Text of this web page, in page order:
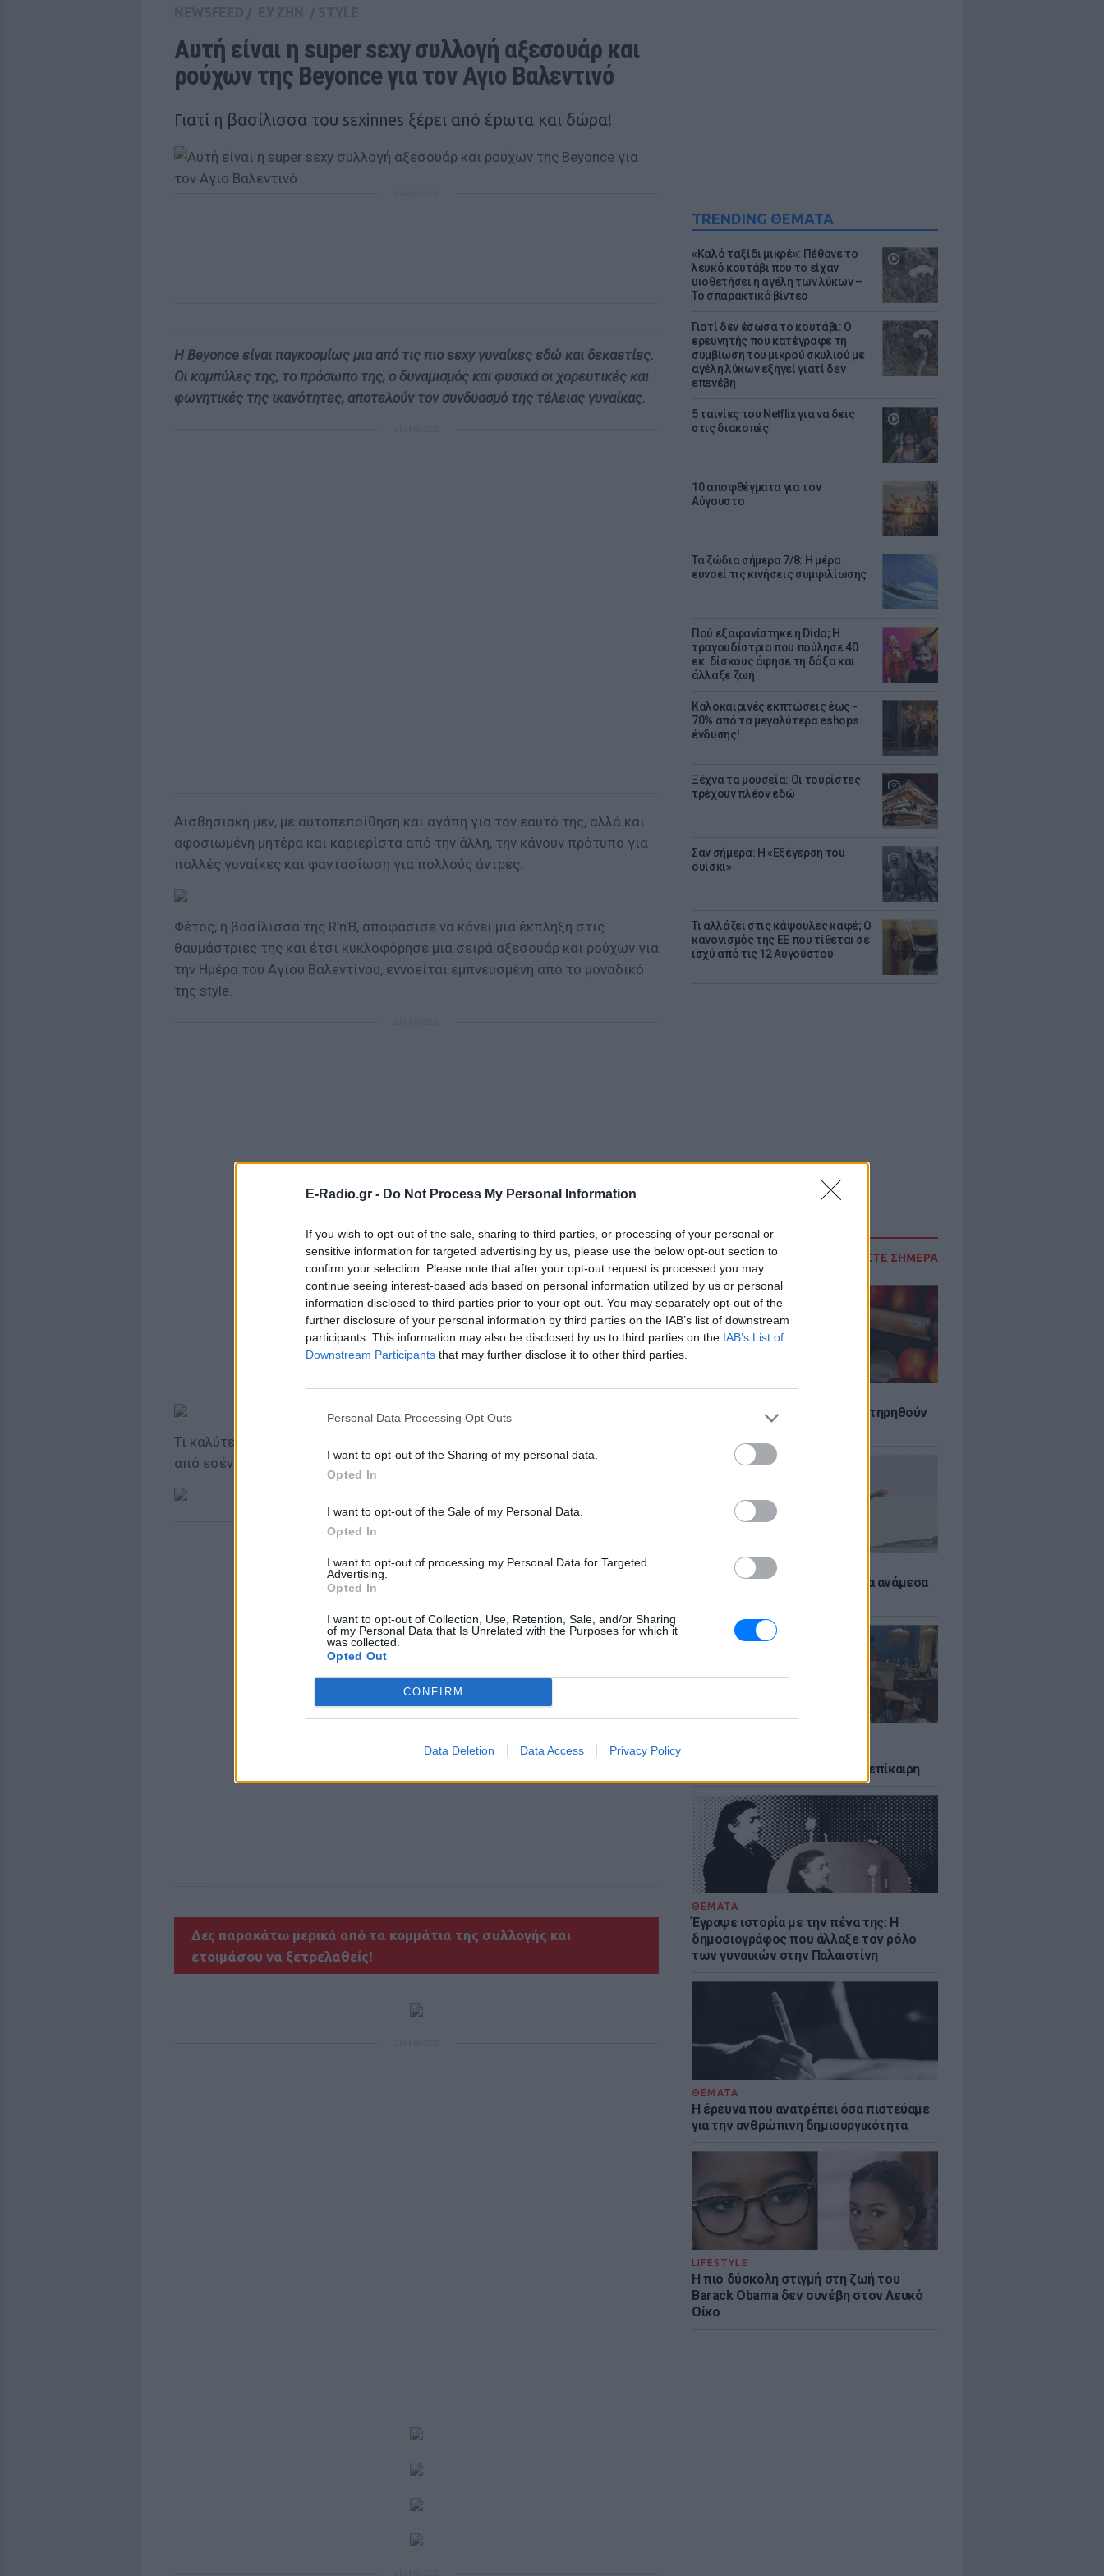
E-Radio.gr - Do Not Process My Personal Information
If you wish to opt-out of the sale, sharing to third parties, or processing of your personal or
sensitive information for targeted advertising by us, please use the below opt-out section to
confirm your selection. Please note that after your opt-out request is processed you may
continue seeing interest-based ads based on personal information utilized by us or personal
information disclosed to third parties prior to your opt-out. You may separately opt-out of the
further disclosure of your personal information by third parties on the IAB’s list of downstream
participants. This information may also be disclosed by us to third parties on the IAB’s List of
Downstream Participants that may further disclose it to other third parties.
Personal Data Processing Opt Outs
I want to opt-out of the Sharing of my personal data.
Opted In
I want to opt-out of the Sale of my Personal Data.
Opted In
I want to opt-out of processing my Personal Data for Targeted
Advertising.
Opted In
I want to opt-out of Collection, Use, Retention, Sale, and/or Sharing
of my Personal Data that Is Unrelated with the Purposes for which it
was collected.
Opted Out
CONFIRM
Data Deletion Data Access Privacy Policy
TRENDING ΘΕΜΑΤΑ
«Καλό ταξίδι μικρέ»: Πέθανε το
λευκό κουτάβι που το είχαν
υιοθετήσει η αγέλη των λύκων –
Το σπαρακτικό βίντεο
Γιατί δεν έσωσα το κουτάβι: Ο
ερευνητής που κατέγραφε τη
συμβίωση του μικρού σκυλιού με
αγέλη λύκων εξηγεί γιατί δεν
επενέβη
5 ταινίες του Netflix για να δεις
στις διακοπές
10 αποφθέγματα για τον
Αύγουστο
Τα ζώδια σήμερα 7/8: Η μέρα
ευνοεί τις κινήσεις συμφιλίωσης
Πού εξαφανίστηκε η Dido; Η
τραγουδίστρια που πούλησε 40
εκ. δίσκους άφησε τη δόξα και
άλλαξε ζωή
Καλοκαιρινές εκπτώσεις έως -
70% από τα μεγαλύτερα eshops
ένδυσης!
Ξέχνα τα μουσεία: Οι τουρίστες
τρέχουν πλέον εδώ
Σαν σήμερα: Η «Εξέγερση του
ουίσκι»
Τι αλλάζει στις κάψουλες καφέ; Ο
κανονισμός της ΕΕ που τίθεται σε
ισχύ από τις 12 Αυγούστου
ΔΙΑΒΑΣΤΕ ΣΗΜΕΡΑ
6 φρούτα που μπορουν να διατηρηθούν
Πώς να αποφύγεις το σύγκαμα ανάμεσα
νεοπλουτισμό και παραμένει επίκαιρη
ΘΕΜΑΤΑ
Έγραψε ιστορία με την πένα της: Η
δημοσιογράφος που άλλαξε τον ρόλο
των γυναικών στην Παλαιστίνη
ΘΕΜΑΤΑ
Η έρευνα που ανατρέπει όσα πιστεύαμε
για την ανθρώπινη δημιουργικότητα
LIFESTYLE
Η πιο δύσκολη στιγμή στη ζωή του
Barack Obama δεν συνέβη στον Λευκό
Οίκο
Αυτή είναι η super sεxy συλλογή αξεσουάρ και
ρούχων της Beyonce για τον Αγιο Βαλεντινό
Γιατί η βασίλισσα του sεxinnes ξέρει από έpωτα και δώρα!
Η Beyonce είναι παγκοσμίως μια από τις πιο sεxy γυναίκες εδώ και δεκαετίες.
Οι καμπύλες της, το πρόσωπο της, ο δυναμισμός και φυσικά οι χορευτικές και
φωνητικές της ικανότητες, αποτελούν τον συνδυασμό της τέλειας γυναίκας.
Αισ8ησιακή μεν, με αυτοπεποίθηση και αγάπη για τον εαυτό της, αλλά και
αφοσιωμένη μητέρα και καριερίστα από την άλλη, την κάνουν πρότυπο για
πολλές γυναίκες και φαντασίωση για πολλούς άντρες.
Φέτος, η βασίλισσα της R'n'B, αποφάσισε να κάνει μια έκπληξη στις
θαυμάστριες της και έτσι κυκλοφόρησε μια σειρά αξεσουάρ και ρούχων για
την Ημέρα του Αγίου Βαλεντίνου, εννοείται εμπνευσμένη από το μοναδικό
της style.
Τι καλύτερο δώρο για τον εαυτό σου αυτήν την τόσο εpωτική ημέρα, είτε
από εσένα για εσένα, είτε από τον σύντροφο σου;
Δες παρακάτω μερικά από τα κομμάτια της συλλογής και
ετοιμάσου να ξετρελαθείς!